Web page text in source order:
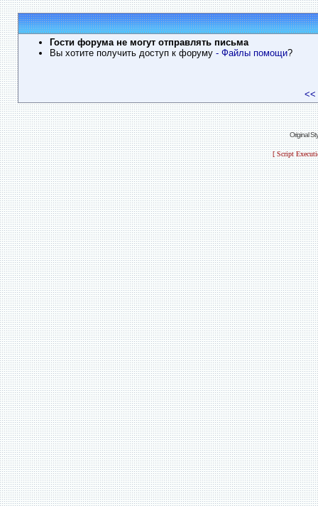
Гости форума не могут отправлять письма
Вы хотите получить доступ к форуму - Файлы помощи?
<<
Original
[ Script